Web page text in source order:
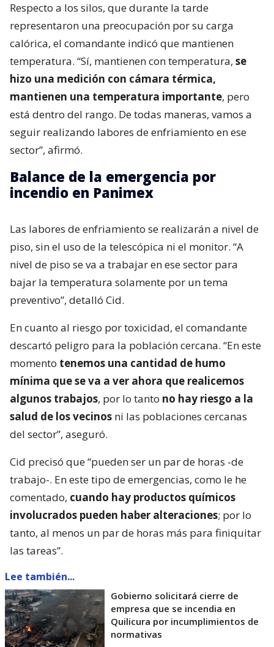
Respecto a los silos, que durante la tarde
representaron una preocupación por su carga
calórica, el comandante indicó que mantienen
temperatura. “Sí, mantienen con temperatura, se
hizo una medición con cámara térmica,
mantienen una temperatura importante, pero
está dentro del rango. De todas maneras, vamos a
seguir realizando labores de enfriamiento en ese
sector”, afirmó.
Balance de la emergencia por
incendio en Panimex
Las labores de enfriamiento se realizarán a nivel de
piso, sin el uso de la telescópica ni el monitor. “A
nivel de piso se va a trabajar en ese sector para
bajar la temperatura solamente por un tema
preventivo”, detalló Cid.
En cuanto al riesgo por toxicidad, el comandante
descartó peligro para la población cercana. “En este
momento tenemos una cantidad de humo
mínima que se va a ver ahora que realicemos
algunos trabajos, por lo tanto no hay riesgo a la
salud de los vecinos ni las poblaciones cercanas
del sector”, aseguró.
Cid precisó que “pueden ser un par de horas -de
trabajo-. En este tipo de emergencias, como le he
comentado, cuando hay productos químicos
involucrados pueden haber alteraciones; por lo
tanto, al menos un par de horas más para finiquitar
las tareas”.
Lee también...
Gobierno solicitará cierre de
empresa que se incendia en
Quilicura por incumplimientos de
normativas